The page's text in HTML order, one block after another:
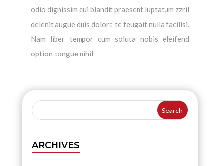
odio dignissim qui blandit praesent luptatum zzril
delenit augue duis dolore te feugait nulla facilisi.
Nam liber tempor cum soluta nobis eleifend
option congue nihil
ARCHIVES